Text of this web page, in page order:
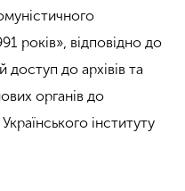
років», відповідно до
доступ до архівів та
органів до
інституту